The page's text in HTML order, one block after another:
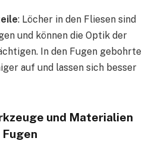
: Löcher in den Fliesen sind
und können die Optik der
In den Fugen gebohrte
auf und lassen sich besser
und Materialien